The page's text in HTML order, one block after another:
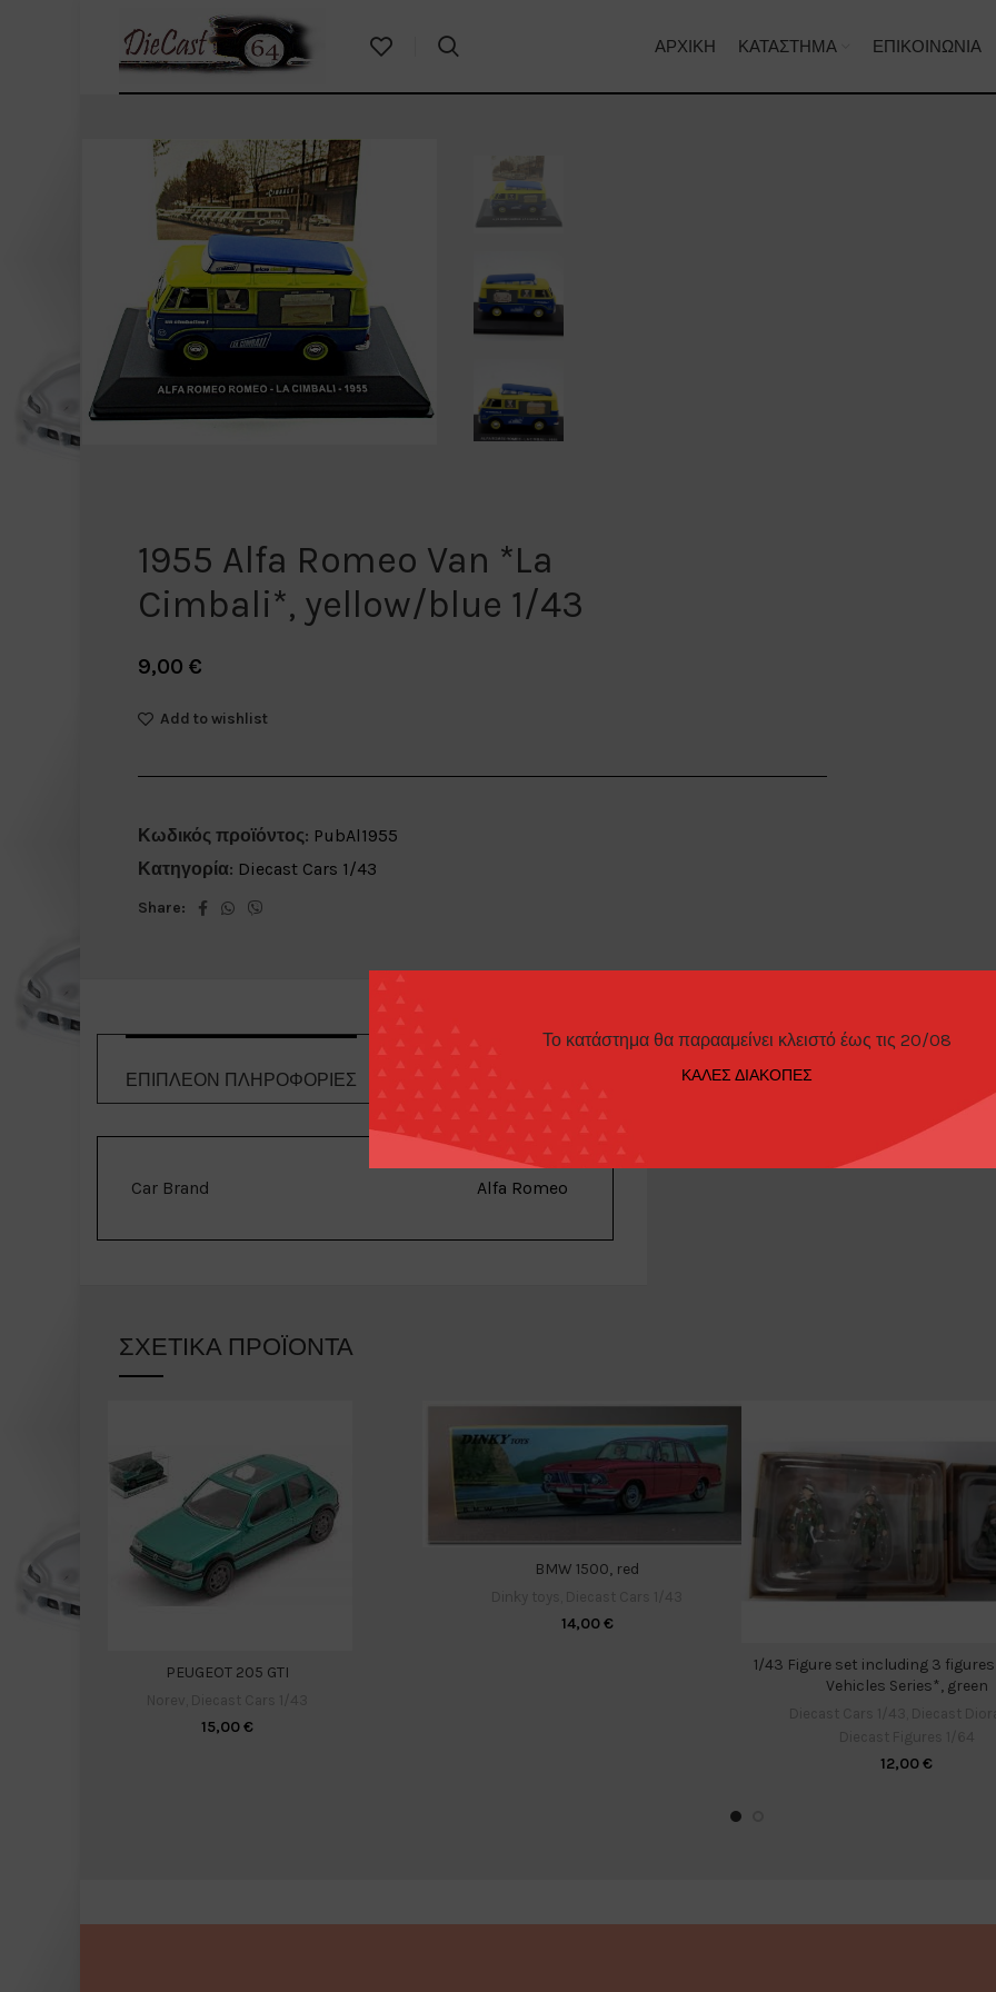
Το κατάστημα θα παρααμείνει κλειστό έως τις 20/08
ΚΑΛΕΣ ΔΙΑΚΟΠΕΣ
ΑΡΧΙΚΉ ΚΑΤΆΣΤΗΜΑ ΕΠΙΚΟΙΝΩΝΊΑ
1955 Alfa Romeo Van *La
Cimbali*, yellow/blue 1/43
9,00 €
Add to wishlist
Κωδικός προϊόντος: PubAl1955
Κατηγορία: Diecast Cars 1/43
Share:
ΕΠΙΠΛΈΟΝ ΠΛΗΡΟΦΟΡΊΕΣ ΤΡΌΠΟΙ ΠΑΡΑΓΓΕΛΊΑΣ
Car Brand Alfa Romeo
ΣΧΕΤΙΚΆ ΠΡΟΪΌΝΤΑ
PEUGEOT 205 GTI
15,00€
BMW 1500, red
14,00€
1/43 Figure set including 3
Vehicles Series*, green
12,00€